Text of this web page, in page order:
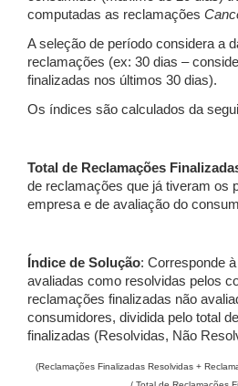
computadas as reclamações
A seleção de período considera a
reclamações (ex: 30 dias –
finalizadas nos últimos 30 dias).
Os índices são calculados da
Total de Reclamações
de reclamações que já tiveram os
empresa e de avaliação do
Índice de Solução: Corresponde
avaliadas como resolvidas pelos
reclamações finalizadas não
consumidores, dividida pelo total
finalizadas (Resolvidas, Não
(Reclamações Finalizadas Resolvidas +